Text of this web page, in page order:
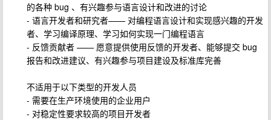
的各种 bug 、有兴趣参与语言设计和改进的讨论
- 语言开发者和研究者—— 对编程语言设计和实现感兴趣的开发
者、学习编译原理、学习如何实现一门编程语言
- 反馈贡献者 —— 愿意提供使用反馈的开发者、能够提交 bug
报告和改进建议、有兴趣参与项目建设及标准库完善
不适用于以下类型的开发人员
- 需要在生产环境使用的企业用户
- 对稳定性要求较高的项目开发者